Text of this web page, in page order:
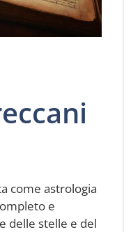
come astrologia
e
delle stelle e del